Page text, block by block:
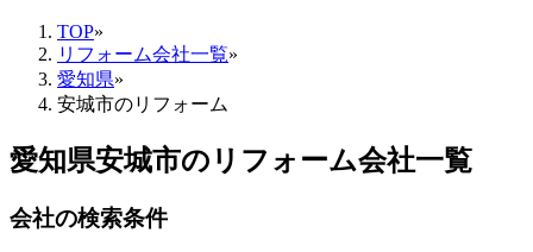
TOP»
リフォーム会社一覧»
愛知県»
安城市のリフォーム
愛知県安城市のリフォーム会社一覧
会社の検索条件